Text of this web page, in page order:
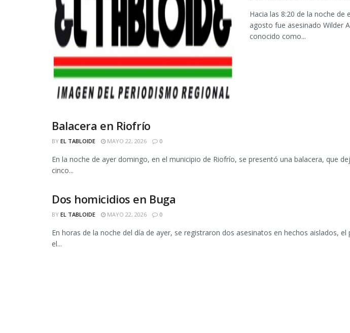
Hacia las 8:20 de la noche de
agosto fue asesinado Wilder
conocido como...
DIARIAS
Balacera en Riofrío
BY EL TABLOIDE MAYO 22, 2026 0
En la noche de ayer domingo, en el municipio de Riofrío, se presentó una balacera, que
cinco...
DIARIAS
Dos homicidios en Buga
BY EL TABLOIDE MAYO 22, 2026 0
En horas de la noche del día de ayer, se registraron dos asesinatos en hechos aislados,
el...